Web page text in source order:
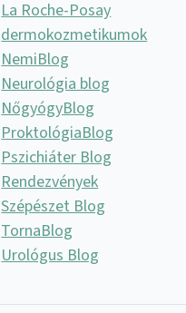
La Roche-Posay
dermokozmetikumok
NemiBlog
Neurológia blog
NőgyógyBlog
ProktológiaBlog
Pszichiáter Blog
Rendezvények
Szépészet Blog
TornaBlog
Urológus Blog